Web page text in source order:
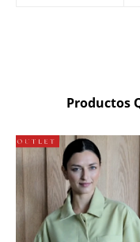
Productos